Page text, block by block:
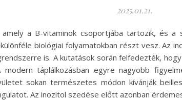
2025.01.21.
a B-vitaminok csoportjába tartozik, és a
biológiai folyamatokban részt vesz. Az
is. A kutatások során felfedezték,
táplálkozásban egyre nagyobb
sokan természetes módon kívánják
Az inozitol szedése előtt azonban